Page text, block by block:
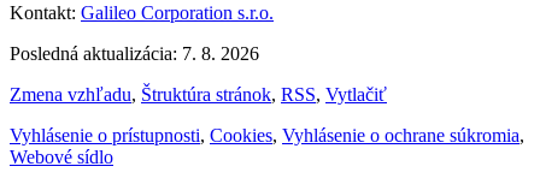
Kontakt: Galileo Corporation s.r.o.
Posledná aktualizácia: 7. 8. 2026
Zmena vzhľadu, Štruktúra stránok, RSS, Vytlačiť
Vyhlásenie o prístupnosti, Cookies, Vyhlásenie o ochrane súkromia,
Webové sídlo